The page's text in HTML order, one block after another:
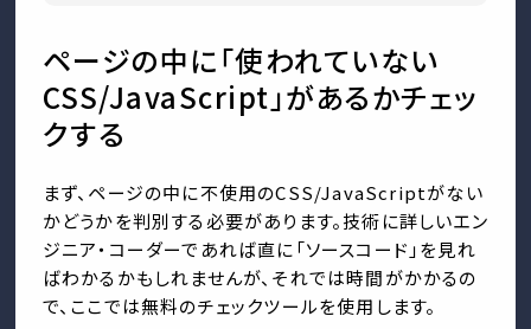
ページの中に「使われていない
CSS/JavaScript」があるかチェッ
クする
まず、ページの中に不使用のCSS/JavaScriptがない
かどうかを判別する必要があります。技術に詳しいエン
ジニア・コーダーであれば直に「ソースコード」を見れ
ばわかるかもしれませんが、それでは時間がかかるの
で、ここでは無料のチェックツールを使用します。